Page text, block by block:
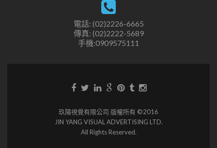
電話: (02)2226-6665
傳真: (02)2222-5689
手機:0909575111
玖陽視覺有限公司 版權所有 ©2016
JIN YANG VISUAL ADVERTISING LTD.
All Rights Reserved.